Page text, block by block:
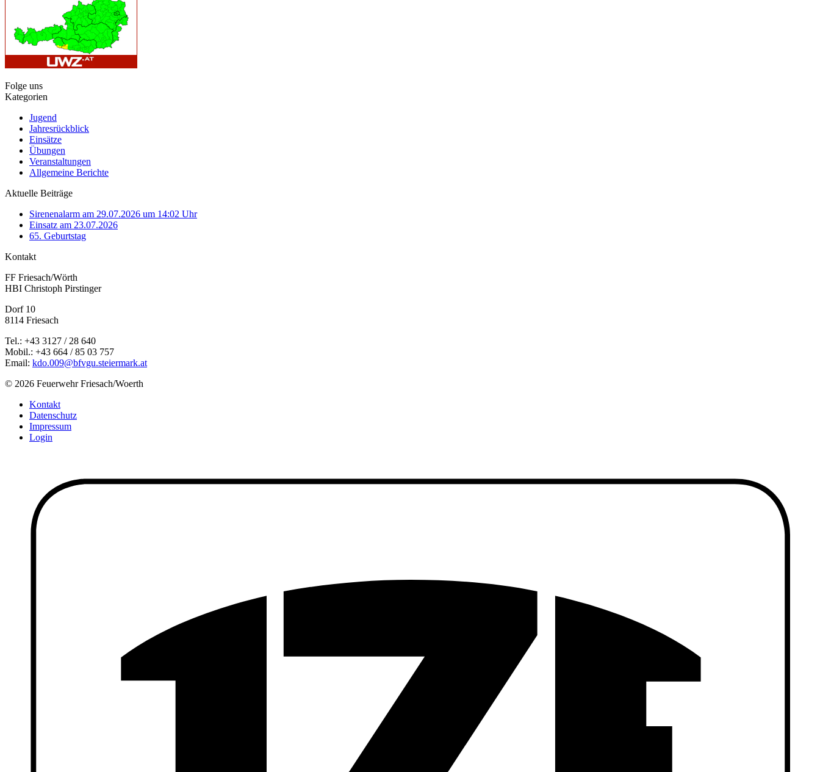
Folge uns
Kategorien
Jugend
Jahresrückblick
Einsätze
Übungen
Veranstaltungen
Allgemeine Berichte
Aktuelle Beiträge
Sirenenalarm am 29.07.2026 um 14:02 Uhr
Einsatz am 23.07.2026
65. Geburtstag
Kontakt
FF Friesach/Wörth
HBI Christoph Pirstinger
Dorf 10
8114 Friesach
Tel.: +43 3127 / 28 640
Mobil.: +43 664 / 85 03 757
Email: kdo.009@bfvgu.steiermark.at
© 2026 Feuerwehr Friesach/Woerth
Kontakt
Datenschutz
Impressum
Login